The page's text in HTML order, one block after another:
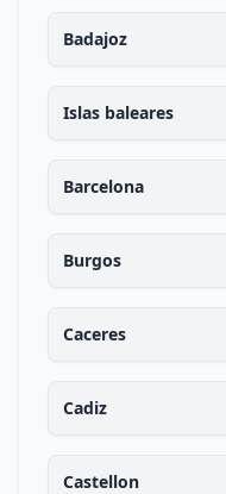
Badajoz
Islas baleares
Barcelona
Burgos
Caceres
Cadiz
Castellon